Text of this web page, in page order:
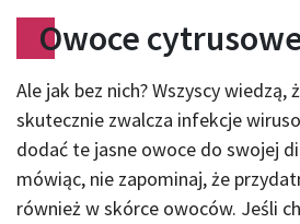
Owoce
Ale jak bez nich? Wszyscy wiedzą,
skutecznie zwalcza infekcje
dodać te jasne owoce do swojej
mówiąc, nie zapominaj, że
również w skórce owoców. Jeśli